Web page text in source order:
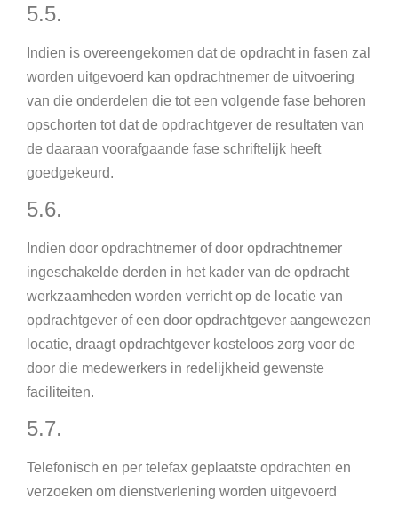
5.5.
Indien is overeengekomen dat de opdracht in fasen zal
worden uitgevoerd kan opdrachtnemer de uitvoering
van die onderdelen die tot een volgende fase behoren
opschorten tot dat de opdrachtgever de resultaten van
de daaraan voorafgaande fase schriftelijk heeft
goedgekeurd.
5.6.
Indien door opdrachtnemer of door opdrachtnemer
ingeschakelde derden in het kader van de opdracht
werkzaamheden worden verricht op de locatie van
opdrachtgever of een door opdrachtgever aangewezen
locatie, draagt opdrachtgever kosteloos zorg voor de
door die medewerkers in redelijkheid gewenste
faciliteiten.
5.7.
Telefonisch en per telefax geplaatste opdrachten en
verzoeken om dienstverlening worden uitgevoerd